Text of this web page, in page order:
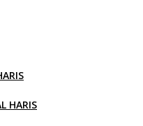
HARIS